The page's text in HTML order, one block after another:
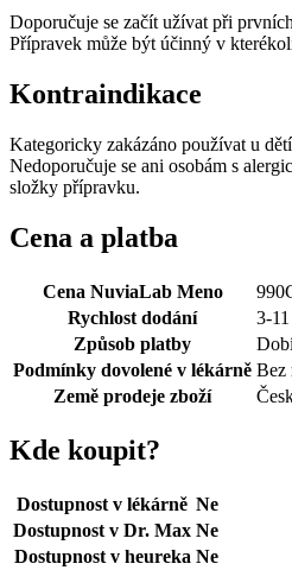
Doporučuje se začít užívat při
Přípravek může být účinný v
Kontraindikace
Kategoricky zakázáno používat u
Nedoporučuje se ani osobám s
složky přípravku.
Cena a platba
Cena NuviaLab Meno 990
Rychlost dodání
3-
Způsob platby
Podmínky dovolené v lékárně Bez
Země prodeje zboží
Kde koupit?
Dostupnost v lékárně Ne
Dostupnost v Dr. Max Ne
Dostupnost v heureka Ne